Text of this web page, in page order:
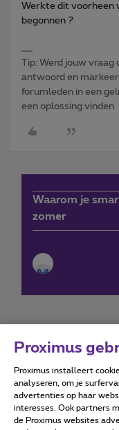
Werkte dit voorheen
begonnen ?
Tip: Werd jouw vraag
antwoord en
forumleden in een
een oplossing vinden
Waarom je
zomer
Proximus
Proximus installeert
analyseren, om je
advertenties op haar
interesses. Ook partners
de Proximus websites